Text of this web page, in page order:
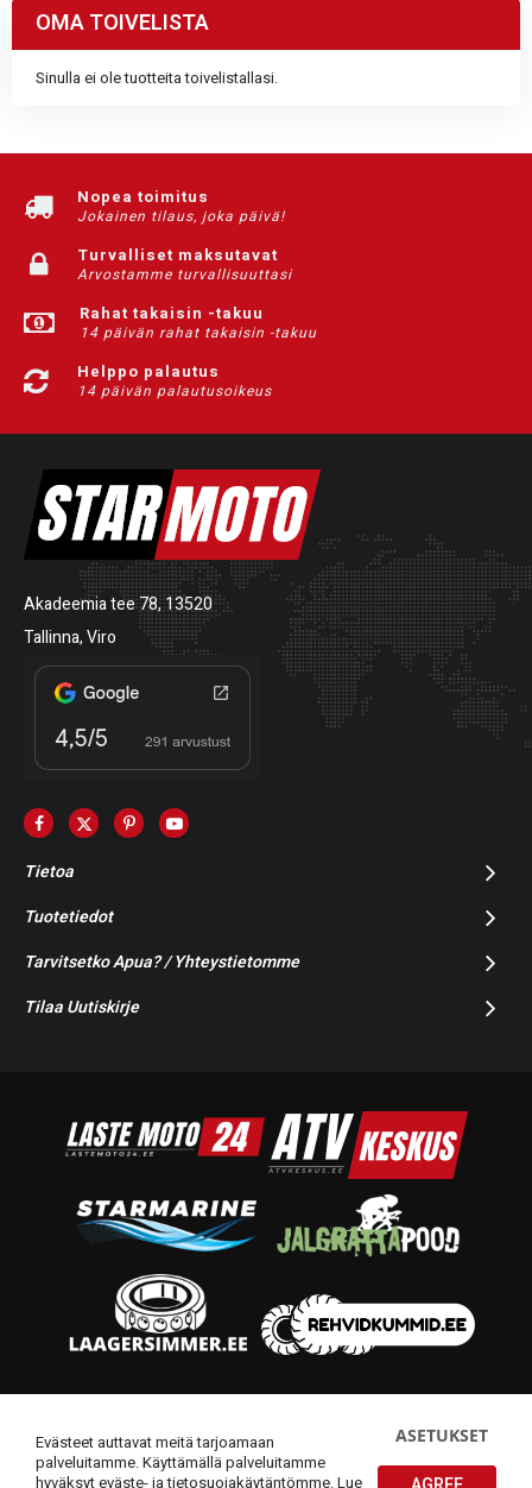
OMA TOIVELISTA
Sinulla ei ole tuotteita toivelistallasi.
Nopea toimitus
Jokainen tilaus, joka päivä!
Turvalliset maksutavat
Arvostamme turvallisuuttasi
Rahat takaisin -takuu
14 päivän rahat takaisin -takuu
Helppo palautus
14 päivän palautusoikeus
Akadeemia tee 78, 13520
Tallinna, Viro
Tietoa
Tuotetiedot
Tarvitsetko Apua? / Yhteystietomme
Tilaa Uutiskirje
Evästeet auttavat meitä tarjoamaan
palveluitamme. Käyttämällä palveluitamme
hyväksyt eväste- ja tietosuojakäytäntömme.Lue
ASETUKSET